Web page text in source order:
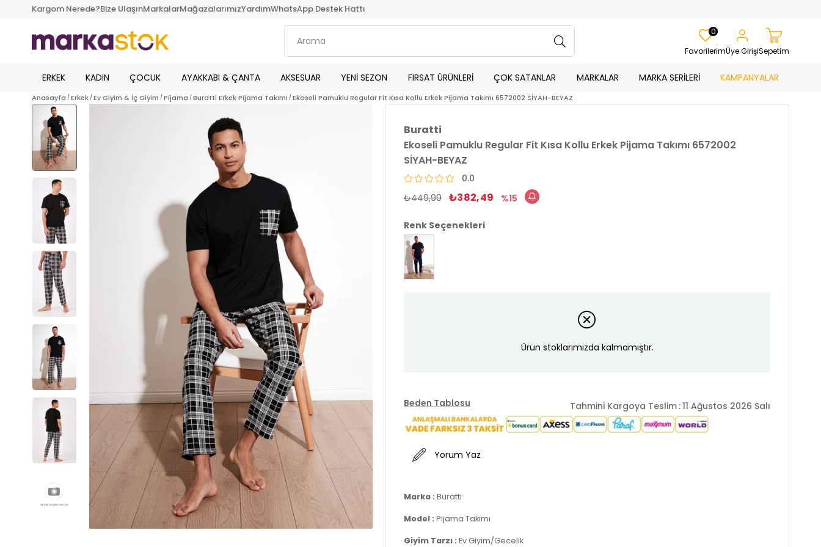
Kargom Nerede?Bize UlaşınMarkalarMağazalarımızYardımWhatsApp Destek Hattı
Favorilerim
0
Üye GirişiSepetim
ERKEK KADIN ÇOCUK AYAKKABI & ÇANTA AKSESUAR YENİ SEZON FIRSAT ÜRÜNLERİ ÇOK SATANLAR MARKALAR MARKA SERİLERİ KAMPANYALAR
Anasayfa Erkek Ev Giyim & İç Giyim Pijama Buratti Erkek Pijama Takımı Ekoseli Pamuklu Regular Fit Kısa Kollu Erkek Pijama Takımı 6572002 SİYAH-BEYAZ
Buratti
Ekoseli Pamuklu Regular Fit Kısa Kollu Erkek Pijama Takımı 6572002
SİYAH-BEYAZ
0.0
₺449,99 ₺382,49 15
Renk Seçenekleri
Ürün stoklarımızda kalmamıştır.
Beden Tablosu Tahmini Kargoya Teslim :11 Ağustos 2026 Salı
Yorum Yaz
Marka : Buratti
Model : Pijama Takımı
Giyim Tarzı : Ev Giyim/Gecelik